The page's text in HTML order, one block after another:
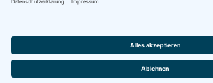
Mühlenblick 6 | 26409 Carolinensiel
04464 94900
E-MAIL
hotel@blischkes.de